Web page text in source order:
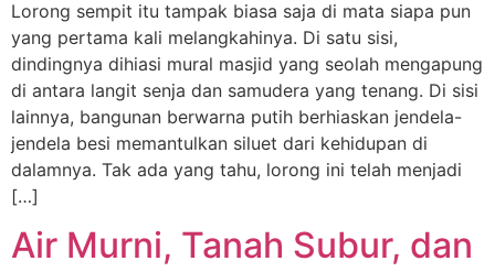
Lorong sempit itu tampak biasa saja di mata siapa pun
yang pertama kali melangkahinya. Di satu sisi,
dindingnya dihiasi mural masjid yang seolah mengapung
di antara langit senja dan samudera yang tenang. Di sisi
lainnya, bangunan berwarna putih berhiaskan jendela-
jendela besi memantulkan siluet dari kehidupan di
dalamnya. Tak ada yang tahu, lorong ini telah menjadi
[…]
Air Murni, Tanah Subur, dan